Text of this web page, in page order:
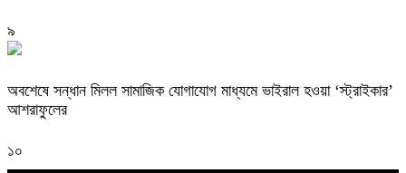
৯
অবশেষে সন্ধান মিলল সামাজিক যোগাযোগ মাধ্যমে ভাইরাল হওয়া ‘স্ট্রাইকার’
আশরাফুলের
১০